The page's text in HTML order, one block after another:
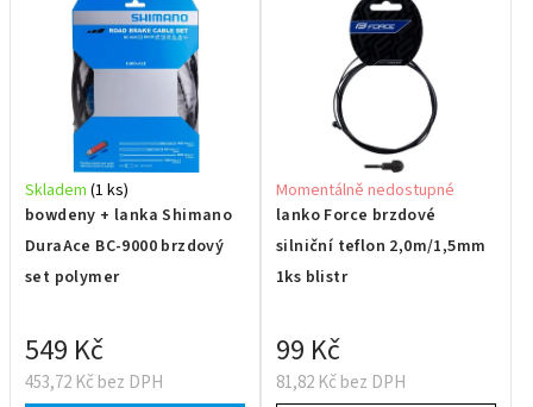
bowdeny + lanka Shimano
DuraAce BC-9000 brzdový
set polymer
Skladem (1 ks)
453,72 Kč bez DPH
549 Kč
lanko Force brzdové
silniční teflon 2,0m/1,5mm
1ks blistr
Momentálně nedostupné
81,82 Kč bez DPH
99 Kč